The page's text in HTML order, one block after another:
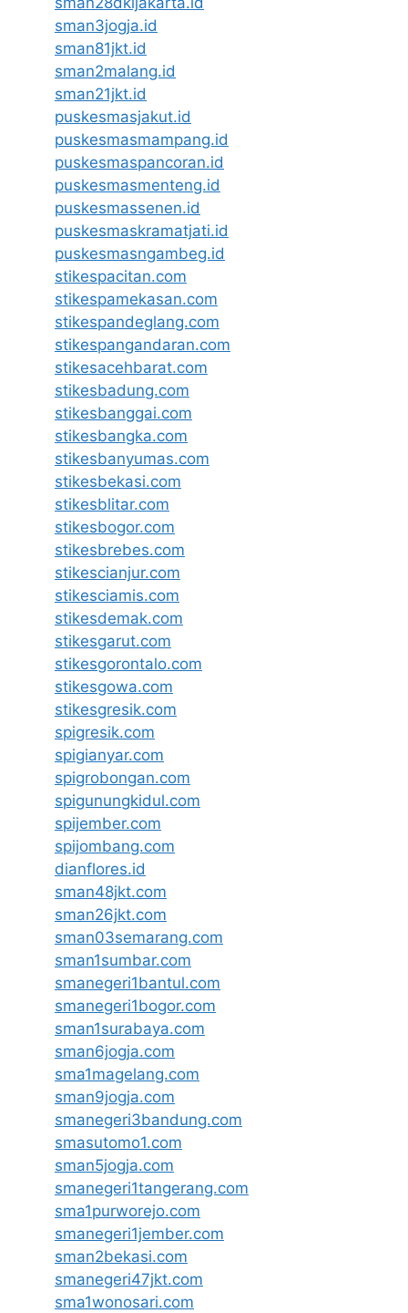
sman3jogja.id
sman81jkt.id
sman2malang.id
sman21jkt.id
puskesmasjakut.id
puskesmasmampang.id
puskesmaspancoran.id
puskesmasmenteng.id
puskesmassenen.id
puskesmaskramatjati.id
puskesmasngambeg.id
stikespacitan.com
stikespamekasan.com
stikespandeglang.com
stikespangandaran.com
stikesacehbarat.com
stikesbadung.com
stikesbanggai.com
stikesbangka.com
stikesbanyumas.com
stikesbekasi.com
stikesblitar.com
stikesbogor.com
stikesbrebes.com
stikescianjur.com
stikesciamis.com
stikesdemak.com
stikesgarut.com
stikesgorontalo.com
stikesgowa.com
stikesgresik.com
spigresik.com
spigianyar.com
spigrobongan.com
spigunungkidul.com
spijember.com
spijombang.com
dianflores.id
sman48jkt.com
sman26jkt.com
sman03semarang.com
sman1sumbar.com
smanegeri1bantul.com
smanegeri1bogor.com
sman1surabaya.com
sman6jogja.com
sma1magelang.com
sman9jogja.com
smanegeri3bandung.com
smasutomo1.com
sman5jogja.com
smanegeri1tangerang.com
sma1purworejo.com
smanegeri1jember.com
sman2bekasi.com
smanegeri47jkt.com
sma1wonosari.com